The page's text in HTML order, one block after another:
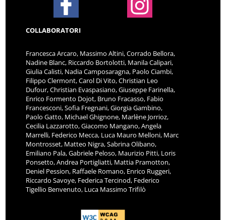
COLLABORATORI
Francesca Arcaro, Massimo Altini, Corrado Bellora,
Nadine Blanc, Riccardo Bortolotti, Manila Calipari,
Giulia Calisti, Nadia Camposaragna, Paolo Ciambi,
Filippo Clermont, Carol Di Vito, Christian Leo
Dufour, Christian Evaspasiano, Giuseppe Farinella,
Enrico Formento Dojot, Bruno Fracasso, Fabio
Francesconi, Sofia Fregnani, Giorgia Gambino,
Paolo Gatto, Michael Ghignone, Marlène Jorrioz,
Cecilia Lazzarotto, Giacomo Mangano, Angela
Marrelli, Federico Mecca, Luca Mauro Melloni, Marc
Montrosset, Matteo Nigra, Sabrina Olibano,
Emiliano Pala, Gabriele Peloso, Maurizio Pitti, Loris
Ponsetto, Andrea Portigliatti, Mattia Pramotton,
Deniel Pession, Raffaele Romano, Enrico Ruggeri,
Riccardo Savoye, Federica Tercinod, Federico
Tigellio Benvenuto, Luca Massimo Trifilò